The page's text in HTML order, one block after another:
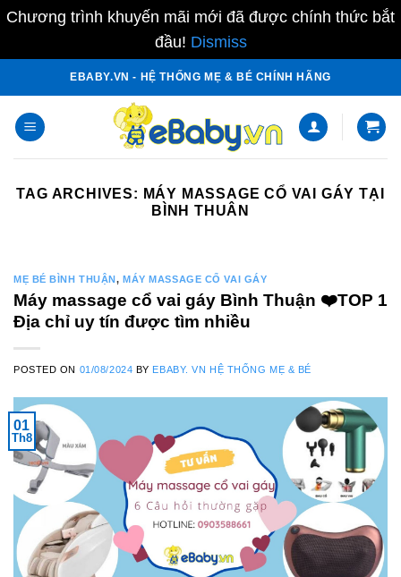
Chương trình khuyến mãi mới đã được chính thức bắt
đầu! Dismiss
content
EBABY.VN - HỆ THỐNG MẸ & BÉ CHÍNH HÃNG
TAG ARCHIVES: MÁY MASSAGE CỔ VAI GÁY TẠI
BÌNH THUÂN
MẸ BÉ BÌNH THUẬN,MÁY MASSAGE CỔ VAI GÁY
Máy massage cổ vai gáy Bình Thuận ❤️️TOP 1
Địa chỉ uy tín được tìm nhiều
POSTED ON 01/08/2024 BY EBABY. VN HỆ THỐNG MẸ & BÉ
01
Th8